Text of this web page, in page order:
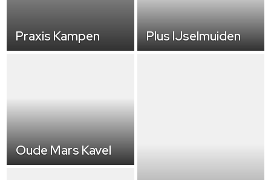
Praxis Kampen Plus IJselmuiden
Oude Mars Kavel